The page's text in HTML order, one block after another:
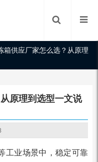
箱供应厂家怎么选？从原理
原理到选型一文说
工业场景中，稳定可靠